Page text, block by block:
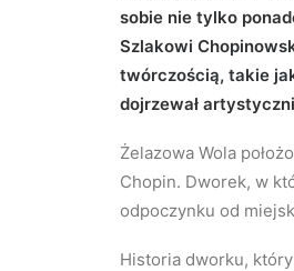
sobie nie tylko
Szlakowi
twórczością, takie
dojrzewał
Żelazowa Wola
Chopin. Dworek, w
odpoczynku od
Historia dworku,